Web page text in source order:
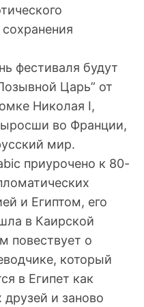
фестиваля будут
Царь” от
Николая I,
во Франции,
мир.
приурочено к 80-
и Египтом, его
в Каирской
повествует о
который
в Египет как
друзей и заново